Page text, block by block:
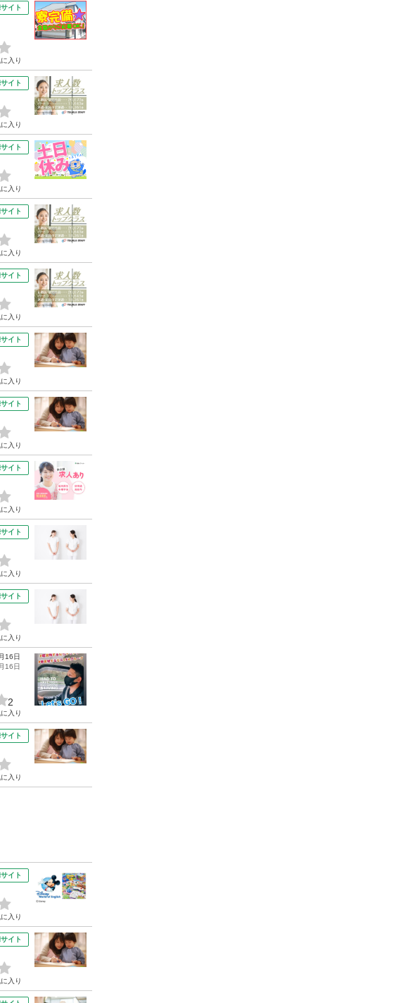
イト
入り
イト
入り
イト
入り
イト
入り
イト
入り
イト
入り
イト
入り
イト
入り
イト
入り
イト
入り
16日
16日
2
入り
イト
入り
イト
入り
イト
入り